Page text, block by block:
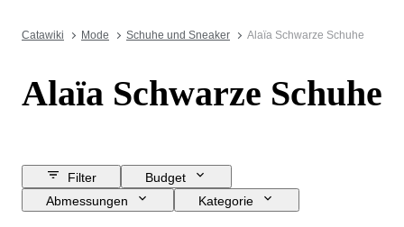
Catawiki Mode Schuhe und Sneaker Alaïa Schwarze Schuhe
Alaïa Schwarze Schuhe
Filter
Budget
Abmessungen
Kategorie